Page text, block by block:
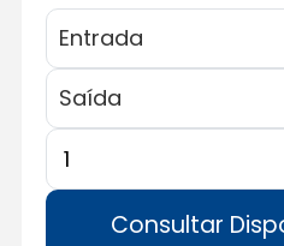
Consultar